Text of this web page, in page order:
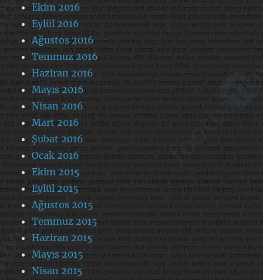
Ekim 2016
Eylül 2016
Ağustos 2016
Temmuz 2016
Haziran 2016
Mayıs 2016
Nisan 2016
Mart 2016
Şubat 2016
Ocak 2016
Ekim 2015
Eylül 2015
Ağustos 2015
Temmuz 2015
Haziran 2015
Mayıs 2015
Nisan 2015